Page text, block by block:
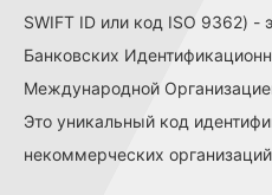
SWIFT ID или код ISO 9362) -
Банковских
Международной
Это уникальный код
некоммерческих